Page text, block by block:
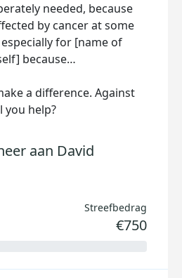
needed, because
by cancer at some
for [name of
because…
a difference. Against
you help?
aan David
Streefbedrag
€750